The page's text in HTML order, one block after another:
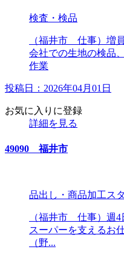
検査・検品
（福井市 仕事）増
会社での生地の検品
作業
投稿日：2026年04月01日
お気に入りに登録
詳細を見る
49090 福井市
品出し・商品加工ス
（福井市 仕事）週4
スーパーを支えるお
（野...